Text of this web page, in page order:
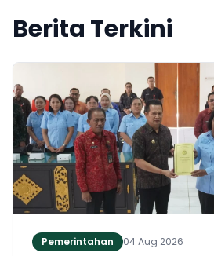
Berita Terkini
Pemerintahan 04 Aug 2026